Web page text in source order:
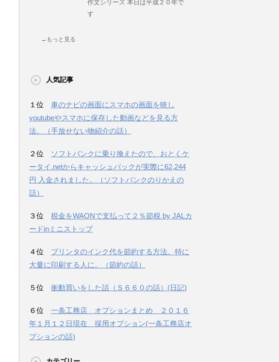
作文シリーズ 本日は平成２０年で
す
→もっと見る
人気記事
１位 車のナビの画面にスマホの画面を映し
youtubeやスマホに保存した動画などを見る方
法。（手放せない物紹介の話）
２位
ソフトバンクに乗り換えたので、おとくケ
ータイ.netからキャッシュバックが実際に62,244
円 入金されました。（ソフトバンクのりかえの
話）
３位 税金をWAONで支払って２％節税 by JALカ
ードinミニストップ
４位 プリンタのインク代を節約する方法。特に
大量に印刷する人に。（節約の話）
５位 衝動買いをした話（Ｓ６６０の話）(日記)
６位 一条工務店 オプションまとめ ２０１６
年１月１２日現在 採用オプション(一条工務店オ
プションの話)